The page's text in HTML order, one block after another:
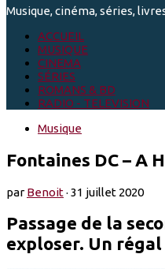
Musique, cinéma, séries,
ACCUEIL
MUSIQUE
CINEMA
SÉRIES
ROMANS & BD
RADIO - TELEVISION
Musique
Fontaines DC – A
parBenoit· 31 juillet 2020
Passage de la
exploser. Un régal